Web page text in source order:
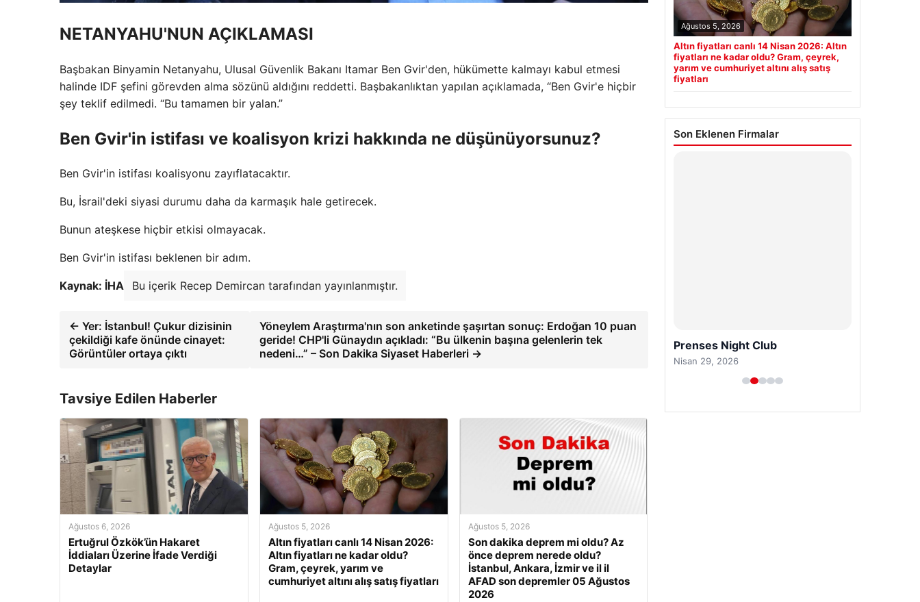
NETANYAHU'NUN AÇIKLAMASI
Başbakan Binyamin Netanyahu, Ulusal Güvenlik Bakanı Itamar Ben Gvir'den, hükümette kalmayı kabul etmesi
halinde IDF şefini görevden alma sözünü aldığını reddetti. Başbakanlıktan yapılan açıklamada, “Ben Gvir'e hiçbir
şey teklif edilmedi. “Bu tamamen bir yalan.”
Ben Gvir'in istifası ve koalisyon krizi hakkında ne düşünüyorsunuz?
Ben Gvir'in istifası koalisyonu zayıflatacaktır.
Bu, İsrail'deki siyasi durumu daha da karmaşık hale getirecek.
Bunun ateşkese hiçbir etkisi olmayacak.
Ben Gvir'in istifası beklenen bir adım.
Kaynak: İHA Bu içerik Recep Demircan tarafından yayınlanmıştır.
← Yer: İstanbul! Çukur dizisinin
çekildiği kafe önünde cinayet:
Görüntüler ortaya çıktı
Yöneylem Araştırma'nın son anketinde şaşırtan sonuç: Erdoğan 10 puan
geride! CHP'li Günaydın açıkladı: “Bu ülkenin başına gelenlerin tek
nedeni…” – Son Dakika Siyaset Haberleri →
Tavsiye Edilen Haberler
Ağustos 6, 2026
Ertuğrul Özkök’ün Hakaret
İddiaları Üzerine İfade Verdiği
Detaylar
Ağustos 5, 2026
Altın fiyatları canlı 14 Nisan 2026:
Altın fiyatları ne kadar oldu?
Gram, çeyrek, yarım ve
cumhuriyet altını alış satış fiyatları
Ağustos 5, 2026
Son dakika deprem mi oldu? Az
önce deprem nerede oldu?
İstanbul, Ankara, İzmir ve il il
AFAD son depremler 05 Ağustos
2026
Ağustos 5, 2026
Altın fiyatları canlı 14 Nisan 2026: Altın
fiyatları ne kadar oldu? Gram, çeyrek,
yarım ve cumhuriyet altını alış satış
fiyatları
Son Eklenen Firmalar
Prenses Night Club
Nisan 29, 2026